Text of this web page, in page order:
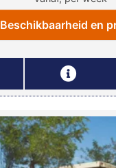
Beschikbaarheid en